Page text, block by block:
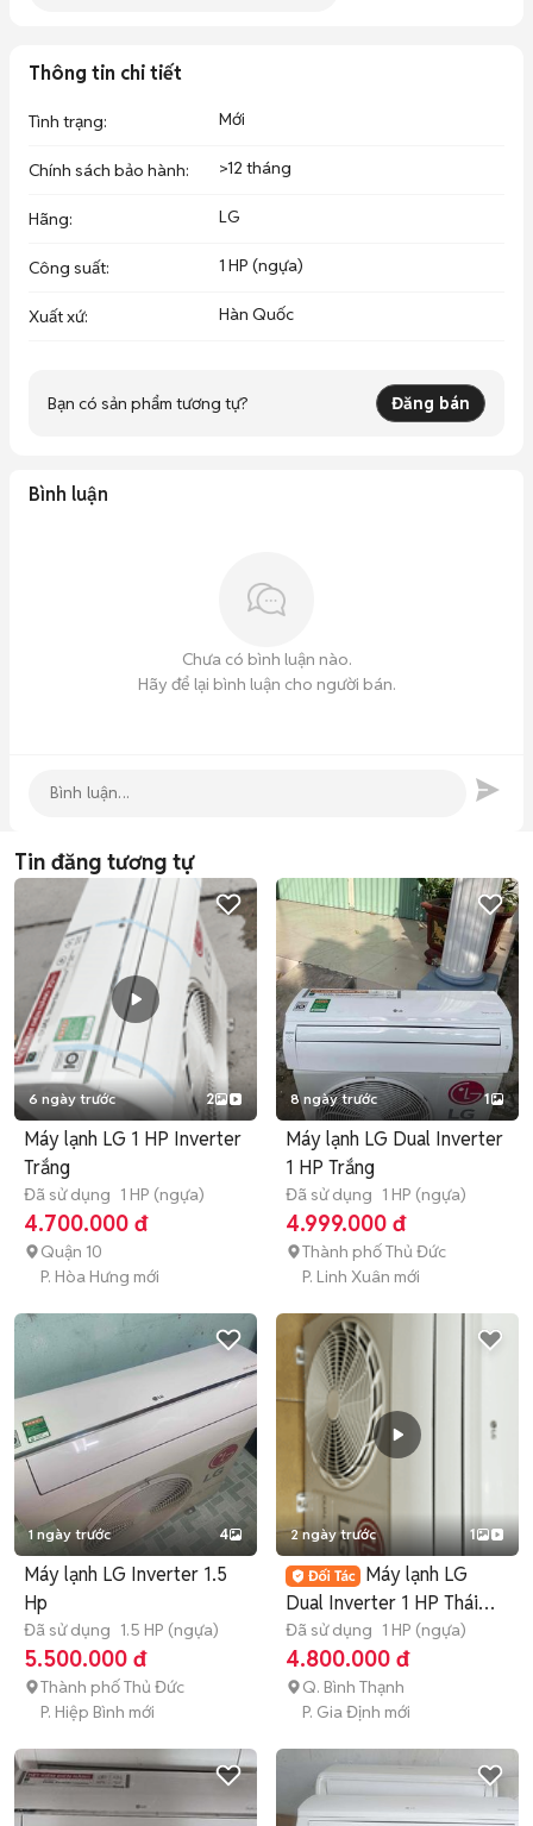
Thông tin chi tiết
Tình trạng: Mới
Chính sách bảo hành: >12 tháng
Hãng: LG
Công suất: 1 HP (ngựa)
Xuất xứ: Hàn Quốc
Bạn có sản phẩm tương tự? Đăng bán
Bình luận
Chưa có bình luận nào.
Hãy để lại bình luận cho người bán.
Tin đăng tương tự
6 ngày trước 2
Máy lạnh LG 1 HP Inverter
Trắng
Đã sử dụng 1 HP (ngựa)
4.700.000 đ
Quận 10
P. Hòa Hưng mới
8 ngày trước 1
Máy lạnh LG Dual Inverter
1 HP Trắng
Đã sử dụng 1 HP (ngựa)
4.999.000 đ
Thành phố Thủ Đức
P. Linh Xuân mới
1 ngày trước 4
Máy lạnh LG Inverter 1.5
Hp
Đã sử dụng 1.5 HP (ngựa)
5.500.000 đ
Thành phố Thủ Đức
P. Hiệp Bình mới
2 ngày trước 1
Máy lạnh LG
Dual Inverter 1 HP Thái
Lan
Đã sử dụng 1 HP (ngựa)
4.800.000 đ
Q. Bình Thạnh
P. Gia Định mới